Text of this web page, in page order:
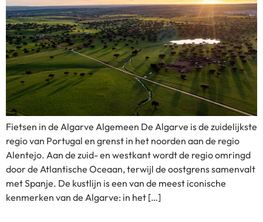
Fietsen in de Algarve Algemeen De Algarve is de zuidelijkste
regio van Portugal en grenst in het noorden aan de regio
Alentejo. Aan de zuid- en westkant wordt de regio omringd
door de Atlantische Oceaan, terwijl de oostgrens samenvalt
met Spanje. De kustlijn is een van de meest iconische
kenmerken van de Algarve: in het […]